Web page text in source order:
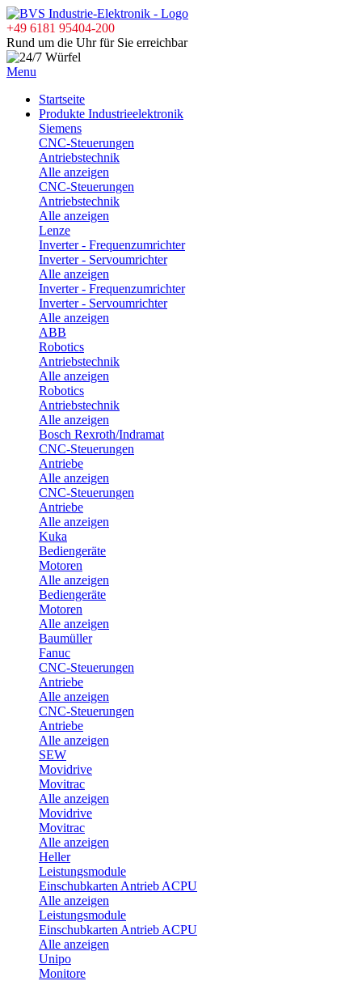
+49 6181 95404-200
Rund um die Uhr für Sie erreichbar
Menu
Startseite
Produkte Industrieelektronik
Siemens
CNC-Steuerungen
Antriebstechnik
Alle anzeigen
CNC-Steuerungen
Antriebstechnik
Alle anzeigen
Lenze
Inverter - Frequenzumrichter
Inverter - Servoumrichter
Alle anzeigen
Inverter - Frequenzumrichter
Inverter - Servoumrichter
Alle anzeigen
ABB
Robotics
Antriebstechnik
Alle anzeigen
Robotics
Antriebstechnik
Alle anzeigen
Bosch Rexroth/Indramat
CNC-Steuerungen
Antriebe
Alle anzeigen
CNC-Steuerungen
Antriebe
Alle anzeigen
Kuka
Bediengeräte
Motoren
Alle anzeigen
Bediengeräte
Motoren
Alle anzeigen
Baumüller
Fanuc
CNC-Steuerungen
Antriebe
Alle anzeigen
CNC-Steuerungen
Antriebe
Alle anzeigen
SEW
Movidrive
Movitrac
Alle anzeigen
Movidrive
Movitrac
Alle anzeigen
Heller
Leistungsmodule
Einschubkarten Antrieb ACPU
Alle anzeigen
Leistungsmodule
Einschubkarten Antrieb ACPU
Alle anzeigen
Unipo
Monitore